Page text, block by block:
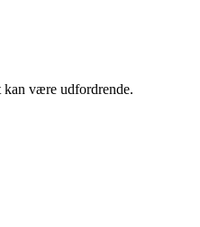
kan være udfordrende.